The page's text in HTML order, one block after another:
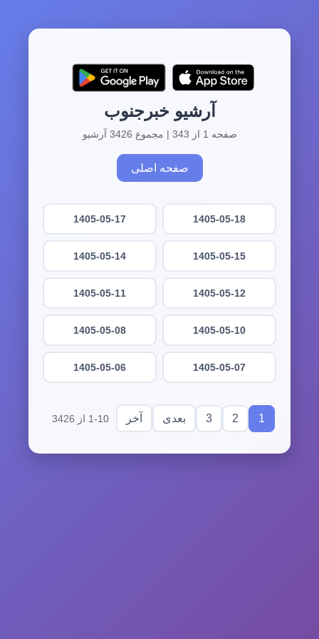
آرشیو خبرجنوب
صفحه 1 از 343 | مجموع 3426 آرشیو
صفحه اصلی
1405-05-18
1405-05-17
1405-05-15
1405-05-14
1405-05-12
1405-05-11
1405-05-10
1405-05-08
1405-05-07
1405-05-06
1
2
3 بعدی آخر 1-10 از 3426